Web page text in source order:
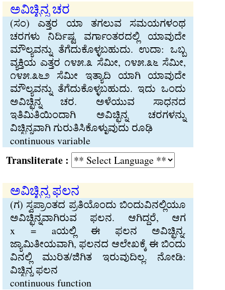
ಅವಿಚ್ಛಿನ್ನ ಚರ
(ಸಂ) ಎತ್ತರ ಯಾ ತಗಲುವ ಸಮಯಗಳಂಥ
ಚರಗಳು ನಿರ್ದಿಷ್ಟ ವರ್ಗಾಂತರದಲ್ಲಿ ಯಾವುದೇ
ಮೌಲ್ಯವನ್ನು ತೆಗೆದುಕೊಳ್ಳಬಹುದು. ಉದಾ: ಒಬ್ಬ
ವ್ಯಕ್ತಿಯ ಎತ್ತರ ೧೪೫.೩ ಸೆಮೀ, ೧೪೫.೩೬ ಸೆಮೀ,
೧೪೫.೩೬೨ ಸೆಮೀ ಇತ್ಯಾದಿ ಯಾಗಿ ಯಾವುದೇ
ಮೌಲ್ಯವನ್ನು ತೆಗೆದುಕೊಳ್ಳಬಹುದು. ಇದು ಒಂದು
ಅವಿಚ್ಛಿನ್ನ ಚರ. ಅಳೆಯುವ ಸಾಧನದ
ಇತಿಮಿತಿಯಿಂದಾಗಿ ಅವಿಚ್ಛಿನ್ನ ಚರಗಳನ್ನು
ವಿಚ್ಛಿನ್ನವಾಗಿ ಗುರುತಿಸಿಕೊಳ್ಳುವುದು ರೂಢಿ
continuous variable
:
ಅವಿಚ್ಛಿನ್ನ ಫಲನ
(ಗ) ಸ್ವಪ್ರಾಂತದ ಪ್ರತಿಯೊಂದು ಬಿಂದುವಿನಲ್ಲಿಯೂ
ಅವಿಚ್ಛಿನ್ನವಾಗಿರುವ ಫಲನ. ಆಗಿದ್ದರೆ, ಆಗ
x = aಯಲ್ಲಿ ಈ ಫಲನ ಅವಿಚ್ಛಿನ್ನ.
ಜ್ಯಾಮಿತೀಯವಾಗಿ, ಫಲನದ ಆಲೇಖಕ್ಕೆ ಈ ಬಿಂದು
ವಿನಲ್ಲಿ ಮುರಿತ/ಜಿಗಿತ ಇರುವುದಿಲ್ಲ. ನೋಡಿ:
ವಿಚ್ಛಿನ್ನ ಫಲನ
continuous function